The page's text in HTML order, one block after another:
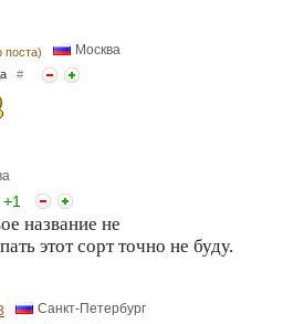
поста) Москва
#
+1
название не
этот сорт точно не буду.
Санкт-Петербург